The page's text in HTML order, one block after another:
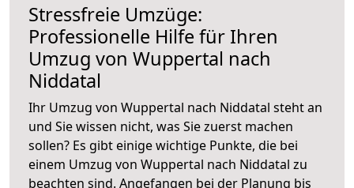
Stressfreie Umzüge:
Professionelle Hilfe für Ihren
Umzug von Wuppertal nach
Niddatal
Ihr Umzug von Wuppertal nach Niddatal steht an
und Sie wissen nicht, was Sie zuerst machen
sollen? Es gibt einige wichtige Punkte, die bei
einem Umzug von Wuppertal nach Niddatal zu
beachten sind. Angefangen bei der Planung bis